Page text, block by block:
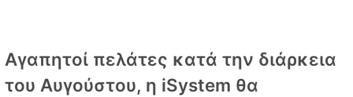
Αγαπητοί πελάτες κατά την διάρκεια
του Αυγούστου, η iSystem θα